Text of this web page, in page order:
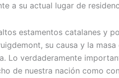
a su actual lugar de
estamentos catalanes y
su causa y la
Lo verdaderamente
de nuestra nación como